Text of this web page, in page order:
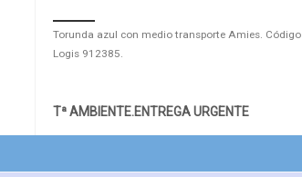
Torunda azul con medio transporte Amies. Código
Logis 912385.
Tª AMBIENTE.ENTREGA URGENTE